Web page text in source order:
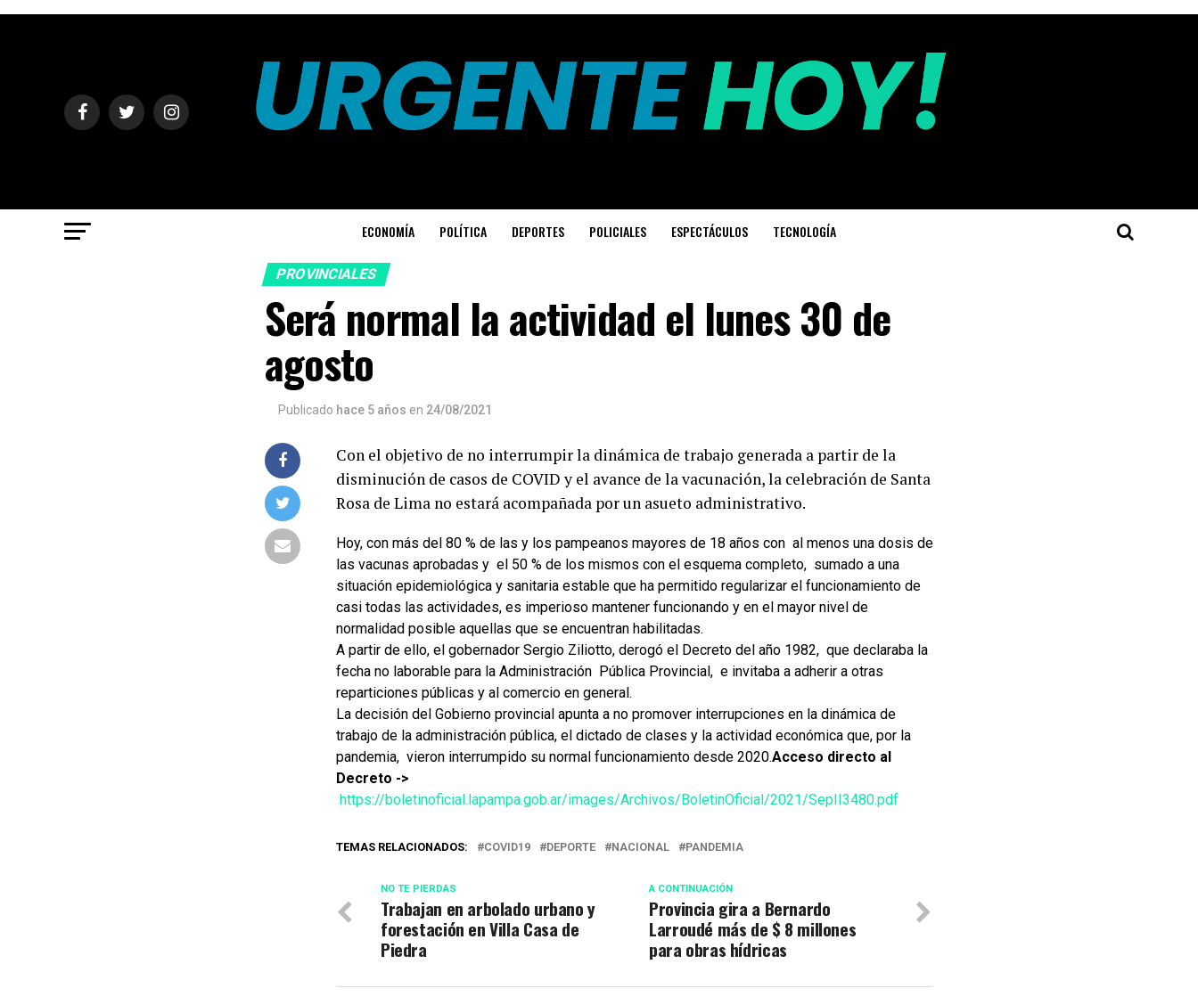
ECONOMÍA POLÍTICA DEPORTES POLICIALES ESPECTÁCULOS TECNOLOGÍA
PROVINCIALES
Será normal la actividad el lunes 30 de
agosto
Publicado hace 5 años en 24/08/2021
Con el objetivo de no interrumpir la dinámica de trabajo generada a partir de la
disminución de casos de COVID y el avance de la vacunación, la celebración de Santa
Rosa de Lima no estará acompañada por un asueto administrativo.
Hoy, con más del 80 % de las y los pampeanos mayores de 18 años con al menos una dosis de
las vacunas aprobadas y el 50 % de los mismos con el esquema completo, sumado a una
situación epidemiológica y sanitaria estable que ha permitido regularizar el funcionamiento de
casi todas las actividades, es imperioso mantener funcionando y en el mayor nivel de
normalidad posible aquellas que se encuentran habilitadas.
A partir de ello, el gobernador Sergio Ziliotto, derogó el Decreto del año 1982, que declaraba la
fecha no laborable para la Administración Pública Provincial, e invitaba a adherir a otras
reparticiones públicas y al comercio en general.
La decisión del Gobierno provincial apunta a no promover interrupciones en la dinámica de
trabajo de la administración pública, el dictado de clases y la actividad económica que, por la
pandemia, vieron interrumpido su normal funcionamiento desde 2020.Acceso directo al
Decreto ->
https://boletinoficial.lapampa.gob.ar/images/Archivos/BoletinOficial/2021/SepII3480.pdf
TEMAS RELACIONADOS: COVID19 DEPORTE NACIONAL PANDEMIA
A CONTINUACIÓN
Provincia gira a Bernardo
Larroudé más de $ 8 millones
para obras hídricas
NO TE PIERDAS
Trabajan en arbolado urbano y
forestación en Villa Casa de
Piedra